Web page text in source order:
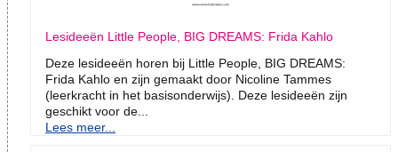
Lesideeën Little People, BIG DREAMS: Frida Kahlo
Deze lesideeën horen bij Little People, BIG DREAMS:
Frida Kahlo en zijn gemaakt door Nicoline Tammes
(leerkracht in het basisonderwijs). Deze lesideeën zijn
geschikt voor de...
Lees meer...